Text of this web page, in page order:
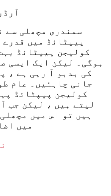
سمندری مچھلی سے
پیپٹائڈ میں
کولیجن پیپٹائڈ
ہوگی۔ لیکن ایک ایسی
کی بدبو آ رہی ہے ،
جانی چاہئیں۔ عام
کولیجن پیپٹائڈ
لیتے ہیں ، لیکن جب
ہیں تو اس میں
میں